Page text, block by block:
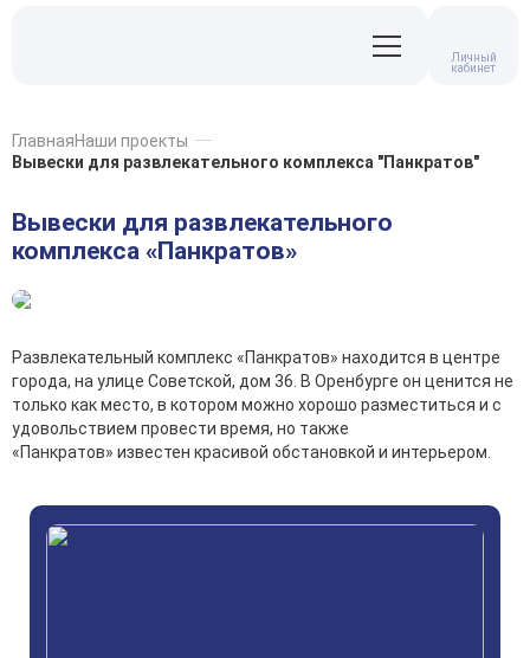
Личный
кабинет
ГлавнаяНаши проекты
Вывески для развлекательного комплекса "Панкратов"
Вывески для развлекательного
комплекса «Панкратов»
Развлекательный комплекс «Панкратов» находится в центре
города, на улице Советской, дом 36. В Оренбурге он ценится не
только как место, в котором можно хорошо разместиться и с
удовольствием провести время, но также
«Панкратов» известен красивой обстановкой и интерьером.